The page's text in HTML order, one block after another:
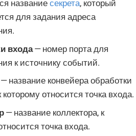
название секрета, который
для задания адреса
входа— номер порта для
к источнику событий.
— название конвейера обработки
относится точка входа.
— название коллектора, к
точка входа.